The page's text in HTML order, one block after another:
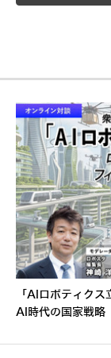
「AIロボティク
AI時代の国家戦略